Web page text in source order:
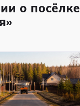
о посёлке